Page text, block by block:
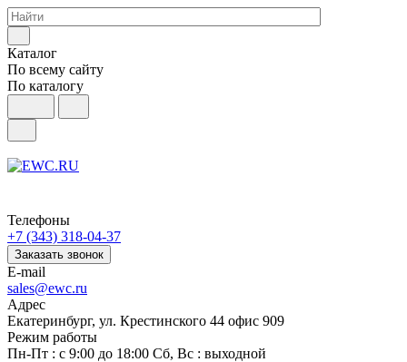
Каталог
По всему сайту
По каталогу
Телефоны
+7 (343) 318-04-37
Заказать звонок
E-mail
sales@ewc.ru
Адрес
Екатеринбург, ул. Крестинского 44 офис 909
Режим работы
Пн-Пт : с 9:00 до 18:00 Сб, Вс : выходной